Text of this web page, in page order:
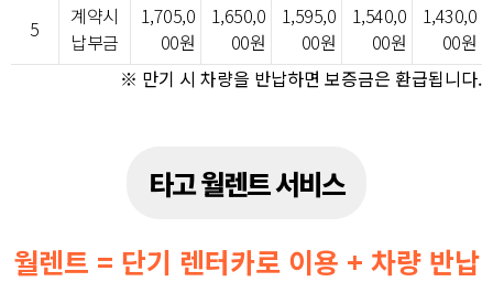
5
계약시
납부금
1,705,0
00원
1,650,0
00원
1,595,0
00원
1,540,0
00원
1,430,0
00원
※ 만기 시 차량을 반납하면 보증금은 환급됩니다.
타고 월렌트 서비스
월렌트 = 단기 렌터카로 이용 + 차량 반납